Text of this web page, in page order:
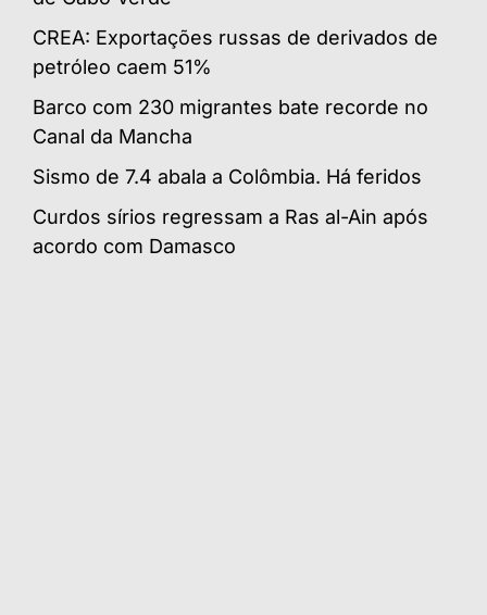
CREA: Exportações russas de derivados de
petróleo caem 51%
Barco com 230 migrantes bate recorde no
Canal da Mancha
Sismo de 7.4 abala a Colômbia. Há feridos
Curdos sírios regressam a Ras al-Ain após
acordo com Damasco